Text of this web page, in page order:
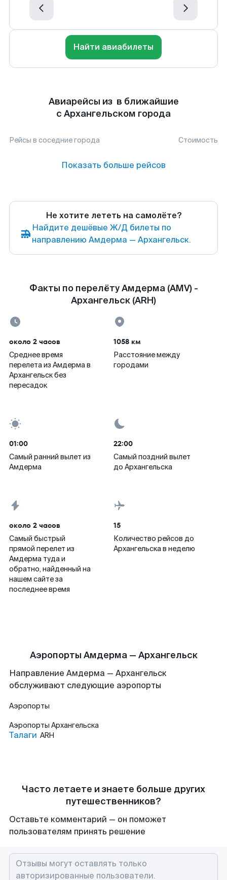
Найти авиабилеты
Авиарейсы из в ближайшие
с Архангельском города
Рейсы в соседние города Стоимость
Показать больше рейсов
Не хотите лететь на самолёте?
Найдите дешёвые Ж/Д билеты по
направлению Амдерма — Архангельск.
Факты по перелёту Амдерма (AMV) -
Архангельск (ARH)
около 2 часов
Среднее время
перелета из Амдерма в
Архангельск без
пересадок
1058 км
Расстояние между
городами
01:00
Самый ранний вылет из
Амдерма
22:00
Самый поздний вылет
до Архангельска
около 2 часов
Самый быстрый
прямой перелет из
Амдерма туда и
обратно, найденный на
нашем сайте за
последнее время
15
Количество рейсов до
Архангельска в неделю
Аэропорты Амдерма — Архангельск
Направление Амдерма — Архангельск
обслуживают следующие аэропорты
Аэропорты
Аэропорты Архангельска
Талаги ARH
Часто летаете и знаете больше других
путешественников?
Оставьте комментарий — он поможет
пользователям принять решение